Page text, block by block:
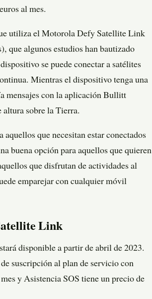
al mes.
utiliza el Motorola Defy Satellite Link
que algunos estudios han bautizado
se puede conectar a satélites
Mientras el dispositivo tenga una
mensajes con la aplicación Bullitt
altura sobre la Tierra.
que necesitan estar conectados
buena opción para aquellos que quieren
que disfrutan de actividades al
emparejar con cualquier móvil
Link
disponible a partir de abril de 2023.
suscripción al plan de servicio con
y Asistencia SOS tiene un precio de